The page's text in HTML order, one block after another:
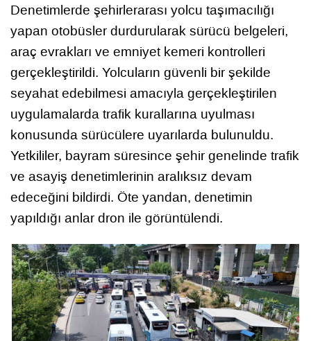
Denetimlerde şehirlerarası yolcu taşımacılığı
yapan otobüsler durdurularak sürücü belgeleri,
araç evrakları ve emniyet kemeri kontrolleri
gerçekleştirildi. Yolcuların güvenli bir şekilde
seyahat edebilmesi amacıyla gerçekleştirilen
uygulamalarda trafik kurallarına uyulması
konusunda sürücülere uyarılarda bulunuldu.
Yetkililer, bayram süresince şehir genelinde trafik
ve asayiş denetimlerinin aralıksız devam
edeceğini bildirdi. Öte yandan, denetimin
yapıldığı anlar dron ile görüntülendi.